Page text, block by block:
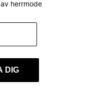
herrmode
DIG